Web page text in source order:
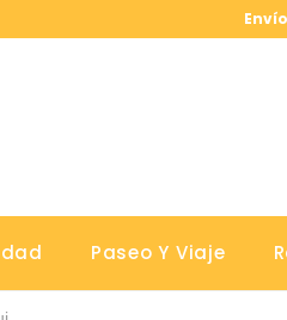
Paseo Y Viaje